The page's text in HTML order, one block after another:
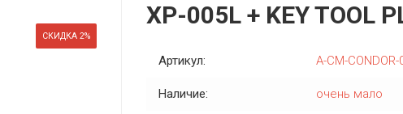
СКИДКА 2%
XP-005L + KEY TOOL
Артикул: A-CM-CONDOR-
Наличие: очень мало